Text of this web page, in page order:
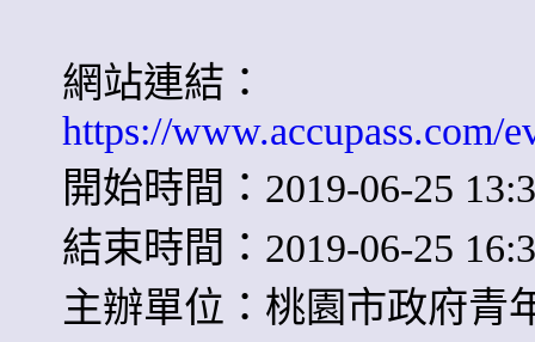
網站連結：
https://www.accupass.com/
開始時間：2019-06-25
結束時間：2019-06-25
主辦單位：桃園市政府青